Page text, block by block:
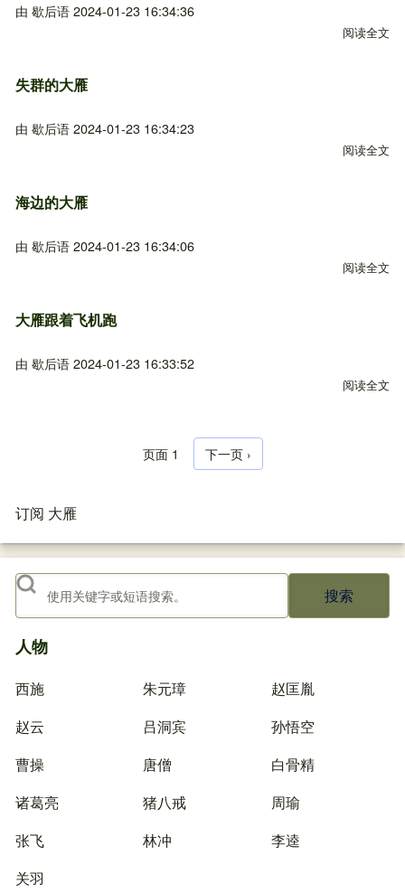
由 歇后语2024-01-23 16:34:36
阅读全文
失群的大雁
由 歇后语2024-01-23 16:34:23
阅读全文
海边的大雁
由 歇后语2024-01-23 16:34:06
阅读全文
大雁跟着飞机跑
由 歇后语2024-01-23 16:33:52
阅读全文
分页
页面 1 下一页
下一页 ›
订阅 大雁
搜索
人物
西施 朱元璋
赵匡胤
赵云
吕洞宾
孙悟空
曹操
唐僧
白骨精
诸葛亮
猪八戒
周瑜
张飞
林冲
李逵
关羽